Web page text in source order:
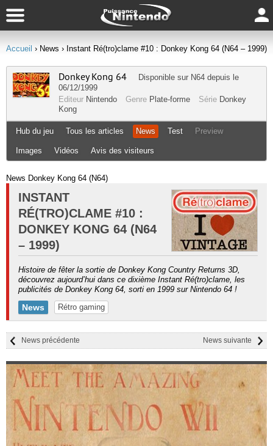
Accueil › News › Instant Ré(tro)clame #10 : Donkey Kong 64 (N64 – 1999)
Donkey Kong 64 Disponible sur N64 depuis le
06/12/1999
Editeur Nintendo Genre Plate-forme Série Donkey
Kong
Hub du jeu Tous les articles News Test Preview
Images Vidéos Avis des visiteurs
News Donkey Kong 64 (N64)
INSTANT
RÉ(TRO)CLAME #10 :
DONKEY KONG 64 (N64
– 1999)
Histoire de fêter la sortie de Donkey Kong Country Returns 3D,
découvrez aujourd’hui dans ce dixième Instant Ré(tro)clame, les
publicités de Donkey Kong 64, sorti en 1999 sur Nintendo 64 !
News Rétro gaming
News suivante
News précédente